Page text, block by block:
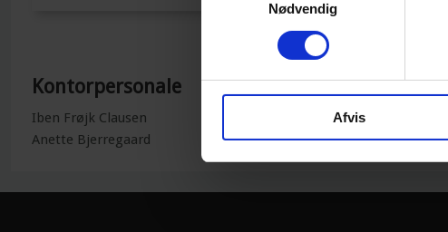
Nødvendig
Afvis
​Kontorpersonale
Iben Frøjk Clausen
Anette Bjerregaard